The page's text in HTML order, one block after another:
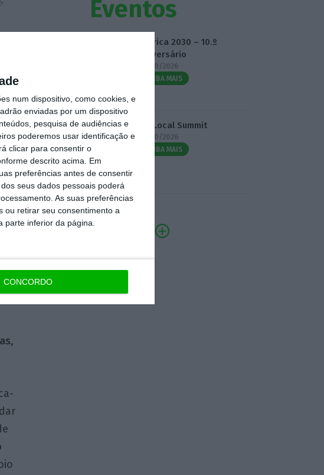
num dispositivo, como cookies, e
enviadas por um dispositivo
pesquisa de audiências e
poderemos usar identificação e
clicar para consentir o
descrito acima. Em
preferências antes de consentir
seus dados pessoais poderá
As suas preferências
ou retirar seu consentimento a
inferior da página.
CONCORDO
de
,
Eventos
Fábrica 2030 – 10.º
Aniversário
14/10/2026
SAIBA MAIS
3.º Local Summit
07/10/2026
SAIBA MAIS